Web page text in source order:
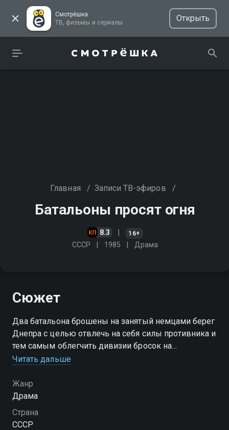
Смотрёшка
ТВ, фильмы и сериалы
Открыть
Главная / Записи ТВ-эфиров /
Батальоны просят огня
8.3 16+
СССР 1985 Драма
Сюжет
Два батальона брошены на занятый немцами берег
Днепра с целью отвлечь на себя силы противника и
тем самым облегчить дивизии бросок на
стратегически важный город Днепров
Читать дальше
Жанр
Драма
Страна
СССР